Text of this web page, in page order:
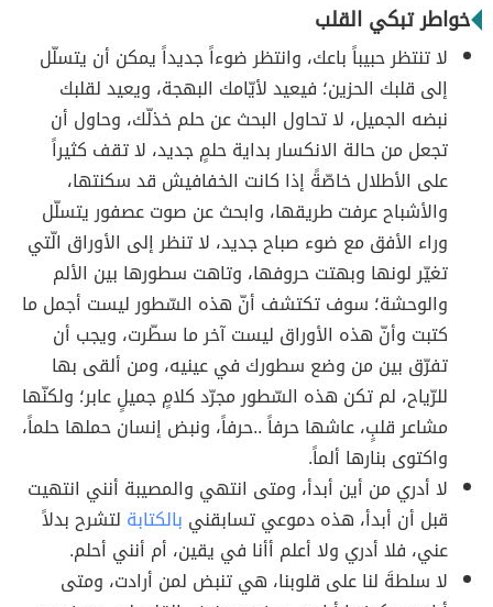
خواطر تبكي القلب
لا تنتظر حبيباً باعك، وانتظر ضوءاً جديداً يمكن أن يتسلّل
إلى قلبك الحزين؛ فيعيد لأيّامك البهجة، ويعيد لقلبك
نبضه الجميل، لا تحاول البحث عن حلم خذلّك، وحاول أن
تجعل من حالة الانكسار بداية حلمٍ جديد، لا تقف كثيراً
على الأطلال خاصّةً إذا كانت الخفافيش قد سكنتها،
والأشباح عرفت طريقها، وابحث عن صوت عصفور يتسلّل
وراء الأفق مع ضوء صباح جديد، لا تنظر إلى الأوراق الّتي
تغيّر لونها وبهتت حروفها، وتاهت سطورها بين الألم
والوحشة؛ سوف تكتشف أنّ هذه السّطور ليست أجمل ما
كتبت وأنّ هذه الأوراق ليست آخر ما سطّرت، ويجب أن
تفرّق بين من وضع سطورك في عينيه، ومن ألقى بها
للرّياح، لم تكن هذه السّطور مجرّد كلامٍ جميلٍ عابر؛ ولكنّها
مشاعر قلبٍ، عاشها حرفاً ..حرفاً، ونبض إنسان حملها حلماً،
واكتوى بنارها ألماً.
لا أدري من أين أبدأ، ومتى انتهي والمصيبة أنني انتهيت
قبل أن أبدأ، هذه دموعي تسابقني بالكتابة لتشرح بدلاً
عني، فلا أدري ولا أعلم أأنا في يقين، أم أنني أحلم.
لا سلطةَ لنا على قلوبنا، هي تنبض لمن أرادت، ومتى